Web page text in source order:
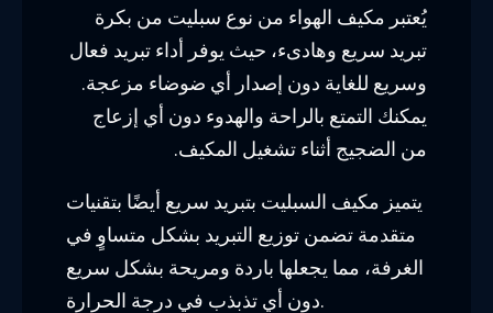
يُعتبر مكيف الهواء من نوع سبليت من بكرة
تبريد سريع وهادىء، حيث يوفر أداء تبريد فعال
وسريع للغاية دون إصدار أي ضوضاء مزعجة.
يمكنك التمتع بالراحة والهدوء دون أي إزعاج
من الضجيج أثناء تشغيل المكيف.
يتميز مكيف السبليت بتبريد سريع أيضًا بتقنيات
متقدمة تضمن توزيع التبريد بشكل متساوٍ في
الغرفة، مما يجعلها باردة ومريحة بشكل سريع
دون أي تذبذب في درجة الحرارة.